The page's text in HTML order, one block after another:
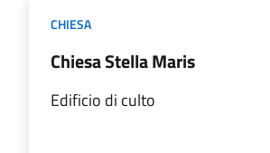
CHIESA
Chiesa Stella Maris
Edificio di culto